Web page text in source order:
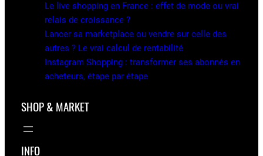
Le live shopping en France : effet de mode ou vrai
relais de croissance ?
Lancer sa marketplace ou vendre sur celle des
autres ? Le vrai calcul de rentabilité
Instagram Shopping : transformer ses abonnés en
acheteurs, étape par étape
SHOP & MARKET
INFO